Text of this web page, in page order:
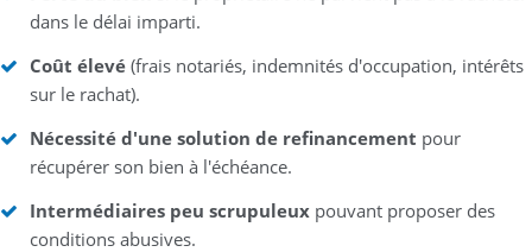
dans le délai imparti.
Coût élevé (frais notariés, indemnités d'occupation, intérêts
sur le rachat).
Nécessité d'une solution de refinancement pour
récupérer son bien à l'échéance.
Intermédiaires peu scrupuleux pouvant proposer des
conditions abusives.